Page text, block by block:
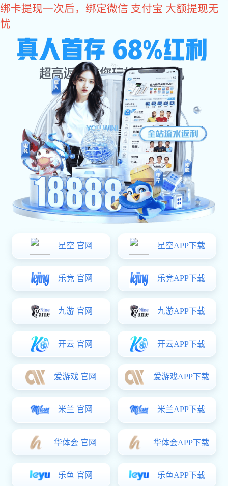
xk星空体育
当前位置：首 页>xk星空体育:xk星空体育 中心>xk星空体育:行业
xk星空体育> 链条导轨老化后有哪些表现
链条导轨老化后有哪些表现
发布日期：2026-02-04 09:24:16 作者： 点击： 0
链条导轨在输送系统中主要承担支撑、限位、导向作
用。设备长期运行后，链条导轨不可避免会出现老化现象。
老化并非单一状态，而是材料性能、结构形态、运行表现多
方面变化的综合结果。若未及时识别，容易影响整条输送线
稳定性。
常见的老化表现为表面磨损加剧。链条导轨在与输送链
条长期摩擦过程中，表面逐渐失去原有平整度。早期磨损多
表现为局部发白或细小划痕。使用时间延长后，导轨表面会
形成明显沟槽。沟槽加深后，链条运行阻力增加，输送效率
链条导轨老化还会体现为尺寸变化。部分导轨材料在长
期受力和环境温差影响下发生缓慢形变。导轨宽度或高度出
现偏差，导致链条运行轨迹不稳定。输送过程中链条容易产
生轻微摆动，严重时出现跑偏现象。